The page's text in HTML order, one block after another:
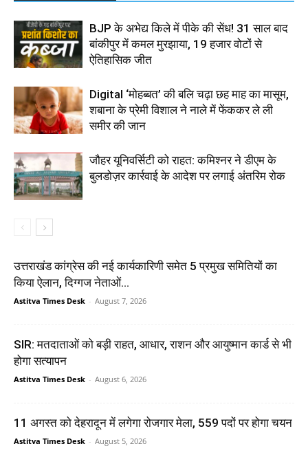
BJP के अभेद्य किले में पीके की सेंध! 31 साल बाद
बांकीपुर में कमल मुरझाया, 19 हजार वोटों से
ऐतिहासिक जीत
Digital ‘मोहब्बत’ की बलि चढ़ा छह माह का मासूम,
शबाना के प्रेमी विशाल ने नाले में फेंककर ले ली
समीर की जान
जौहर यूनिवर्सिटी को राहत: कमिश्नर ने डीएम के
बुलडोज़र कार्रवाई के आदेश पर लगाई अंतरिम रोक
उत्तराखंड कांग्रेस की नई कार्यकारिणी समेत 5 प्रमुख समितियों का
किया ऐलान, दिग्गज नेताओं...
Astitva Times Desk - August 7, 2026
SIR: मतदाताओं को बड़ी राहत, आधार, राशन और आयुष्मान कार्ड से भी
होगा सत्यापन
Astitva Times Desk - August 6, 2026
11 अगस्त को देहरादून में लगेगा रोजगार मेला, 559 पदों पर होगा चयन
Astitva Times Desk - August 5, 2026